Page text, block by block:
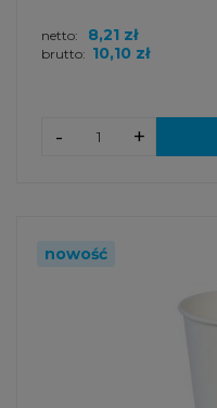
brutto: 10,10 zł
netto: 8,21 zł
+
-
nowość